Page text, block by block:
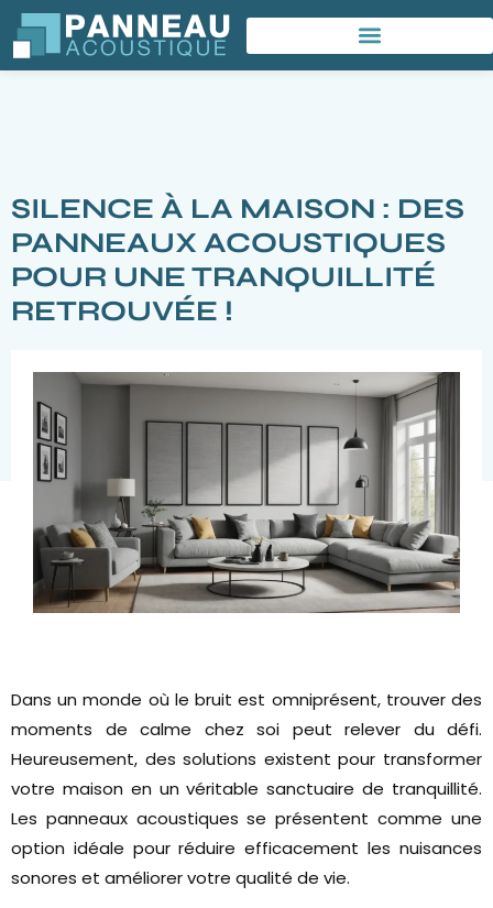
SILENCE À LA MAISON : DES
PANNEAUX ACOUSTIQUES
POUR UNE TRANQUILLITÉ
RETROUVÉE !
RETOUR AUX ACTUALITÉS
Dans un monde où le bruit est omniprésent, trouver des
moments de calme chez soi peut relever du défi.
Heureusement, des solutions existent pour transformer
votre maison en un véritable sanctuaire de tranquillité.
Les panneaux acoustiques se présentent comme une
option idéale pour réduire efficacement les nuisances
sonores et améliorer votre qualité de vie.